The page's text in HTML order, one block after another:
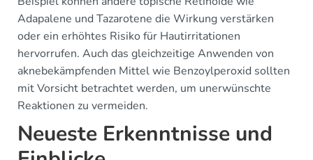
Adapalene und Tazarotene die Wirkung verstärken
oder ein erhöhtes Risiko für Hautirritationen
hervorrufen. Auch das gleichzeitige Anwenden von
aknebekämpfenden Mittel wie Benzoylperoxid sollten
mit Vorsicht betrachtet werden, um unerwünschte
Reaktionen zu vermeiden.
Neueste Erkenntnisse und